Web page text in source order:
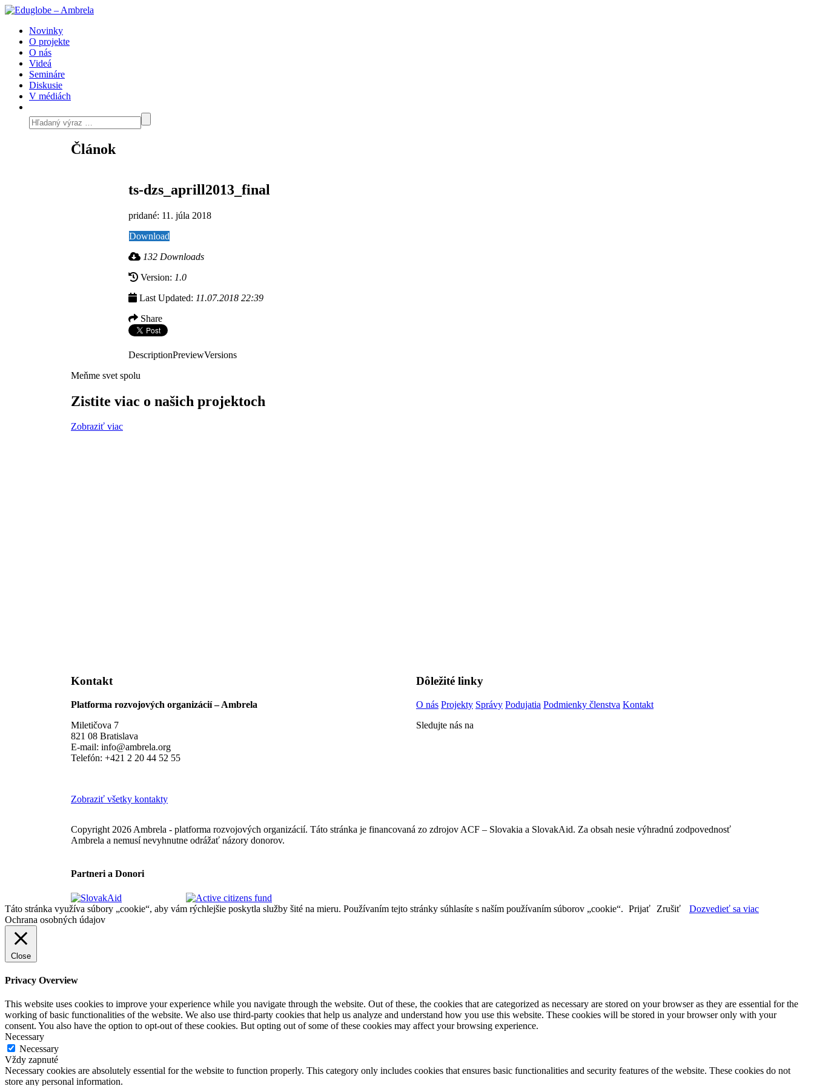
Novinky
O projekte
O nás
Videá
Semináre
Diskusie
V médiách
Článok
ts-dzs_aprill2013_final
pridané: 11. júla 2018
Download
132 Downloads
Version: 1.0
Last Updated: 11.07.2018 22:39
Share
DescriptionPreviewVersions
Meňme svet spolu
Zistite viac o našich projektoch
Zobraziť viac
Kontakt
Platforma rozvojových organizácií – Ambrela
Miletičova 7
821 08 Bratislava
E-mail: info@ambrela.org
Telefón: +421 2 20 44 52 55
Zobraziť všetky kontakty
Dôležité linky
O nás Projekty Správy Podujatia Podmienky členstva Kontakt
Sledujte nás na
Copyright 2026 Ambrela - platforma rozvojových organizácií. Táto stránka je financovaná zo zdrojov ACF – Slovakia a SlovakAid. Za obsah nesie výhradnú zodpovednosť
Ambrela a nemusí nevyhnutne odrážať názory donorov.
Partneri a Donori
Táto stránka využíva súbory „cookie“, aby vám rýchlejšie poskytla služby šité na mieru. Používaním tejto stránky súhlasíte s naším používaním súborov „cookie“. Prijať Zrušiť
Dozvedieť sa viac
Ochrana osobných údajov
Close
Privacy Overview
This website uses cookies to improve your experience while you navigate through the website. Out of these, the cookies that are categorized as necessary are stored on your browser as they are essential for the
working of basic functionalities of the website. We also use third-party cookies that help us analyze and understand how you use this website. These cookies will be stored in your browser only with your
consent. You also have the option to opt-out of these cookies. But opting out of some of these cookies may affect your browsing experience.
Necessary
Necessary
Vždy zapnuté
Necessary cookies are absolutely essential for the website to function properly. This category only includes cookies that ensures basic functionalities and security features of the website. These cookies do not
store any personal information.